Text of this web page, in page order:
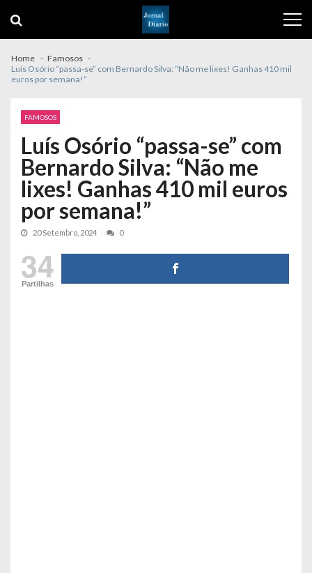
navigation
content
Home
Famosos
Luís Osório “passa-se” com Bernardo Silva: “Não me lixes! Ganhas 410 mil
euros por semana!”
FAMOSOS
Luís Osório “passa-se” com
Bernardo Silva: “Não me
lixes! Ganhas 410 mil euros
por semana!”
20 Setembro, 2024 0
34
Partilhas